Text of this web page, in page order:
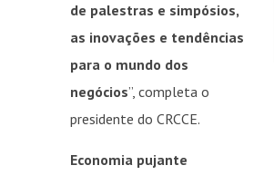
de palestras e simpósios,
as inovações e tendências
para o mundo dos
negócios”, completa o
presidente do CRCCE.
Economia pujante